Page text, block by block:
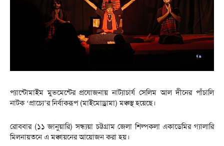
প্যান্টোমাইম মুভমেন্টের প্রযোজনায় নাট্যাচার্য সেলিম আল দীনের পাঁচালি
নাটক ‘প্রাচ্যে’র নির্বাকরূপ (মাইমোড্রামা) মঞ্চস্থ হয়েছে।
রোববার (১১ জানুয়ারি) সন্ধ্যয়া চট্টগ্রাম জেলা শিল্পকলা একাডেমির গ্যালারি
মিলনায়তনে এ মঞ্চায়নের আয়োজন করা হয়।